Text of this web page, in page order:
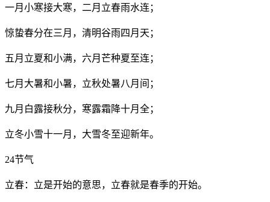
一月小寒接大寒，二月立春雨水连；
惊蛰春分在三月，清明谷雨四月天；
五月立夏和小满，六月芒种夏至连；
七月大暑和小暑，立秋处暑八月间；
九月白露接秋分，寒露霜降十月全；
立冬小雪十一月，大雪冬至迎新年。
24节气
立春：立是开始的意思，立春就是春季的开始。